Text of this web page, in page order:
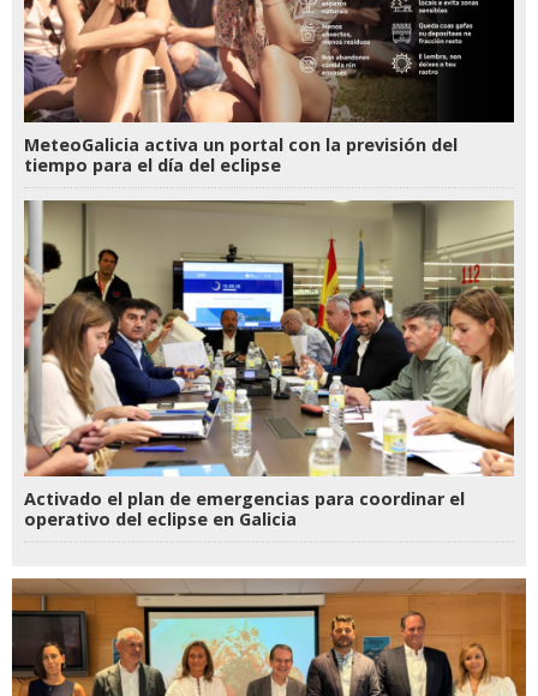
MeteoGalicia activa un portal con la previsión del
tiempo para el día del eclipse
Activado el plan de emergencias para coordinar el
operativo del eclipse en Galicia